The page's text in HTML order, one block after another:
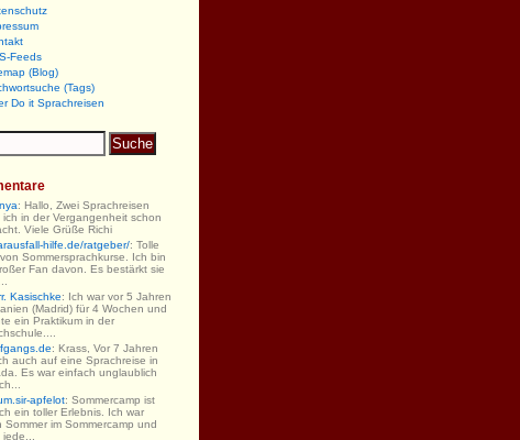
Feeds
(Blog)
(Tags)
Do it Sprachreisen
: Hallo, Zwei Sprachreisen
ich in der Vergangenheit schon
Viele Grüße Richi
hilfe.de/ratgeber/: Tolle
Sommersprachkurse. Ich bin
Fan davon. Es bestärkt sie
Kasischke: Ich war vor 5 Jahren
(Madrid) für 4 Wochen und
ein Praktikum in der
: Krass, Vor 7 Jahren
auch auf eine Sprachreise in
Es war einfach unglaublich
apfelot: Sommercamp ist
ein toller Erlebnis. Ich war
Sommer im Sommercamp und